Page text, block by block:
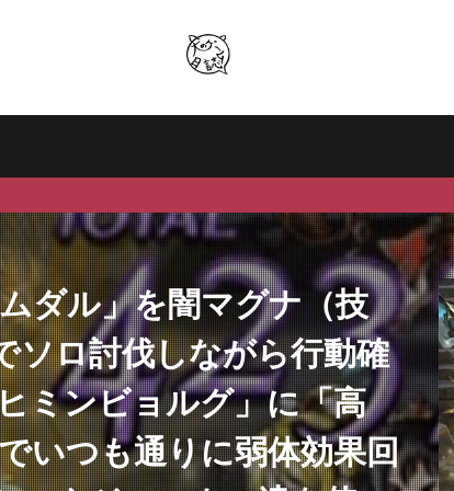
ダル」を闇マグナ（技
ソロ討伐しながら行動確
ミンビョルグ」に「高
いつも通りに弱体効果回